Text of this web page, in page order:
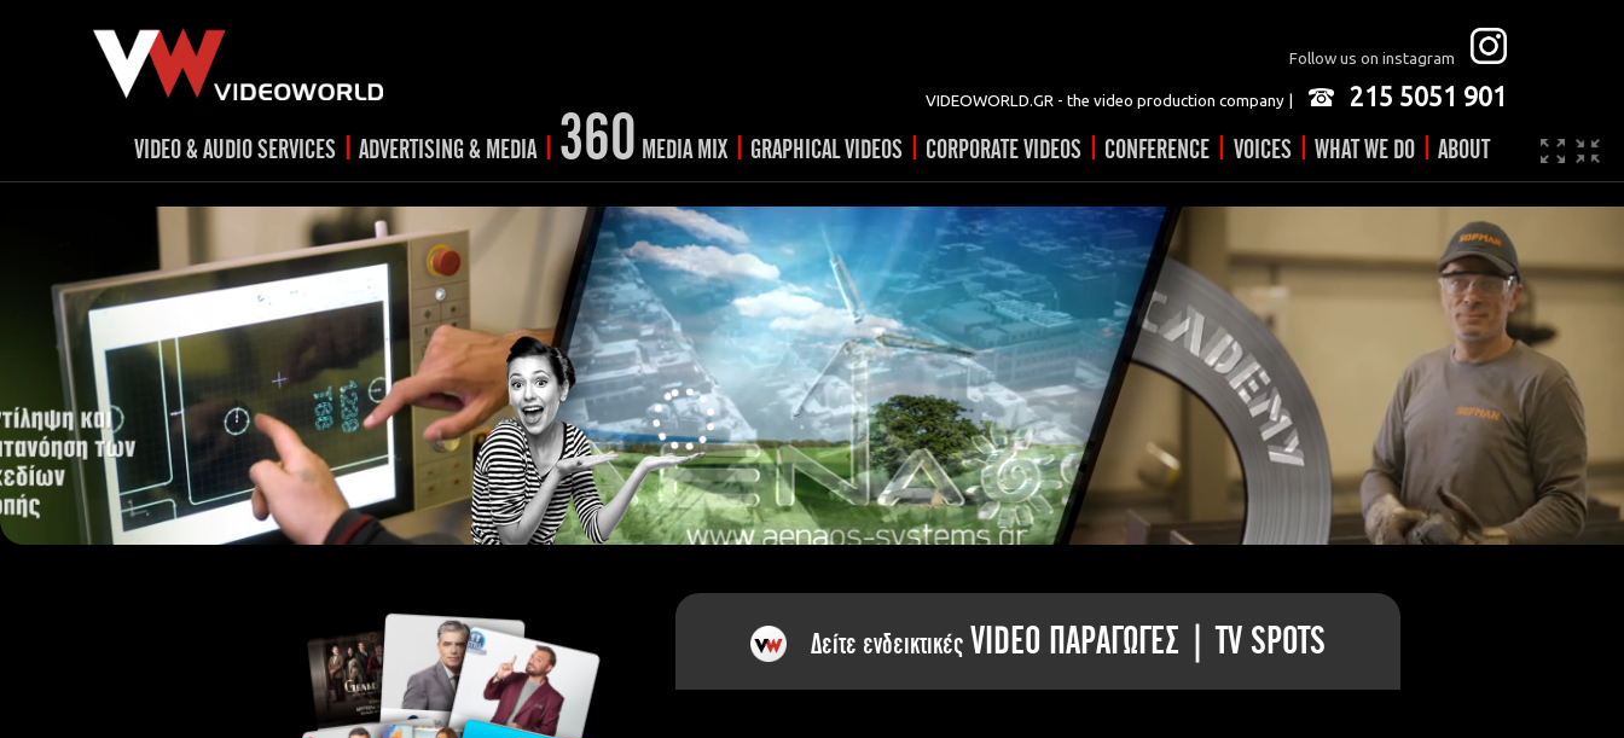
Follow us on instagram
VIDEOWORLD.GR - the video production company | 215 5051 901
VIDEO & AUDIO SERVICES
TV spots
RADIO spots
Post production
Corporate videos
Trailer & Σήματα εκπομπών
Cultural videos
video applications for museums,
archeological sites & exhibitions
Product presentations
Documentary
Events & Conference
Dissemination material
| ADVERTISING & MEDIA
RADIOadvertising
TV advertising
Social Media video shorts
Creative Prints
Outdoor advertising
Media planning & mix
Visual material
European Media
| 360 MEDIA MIX | GRAPHICAL VIDEOS | CORPORATE VIDEOS | CONFERENCE | VOICES | WHAT WE DO | ABOUT
Company
JOBS
Video made easy
Contact
Δείτε ενδεικτικές VIDEO ΠΑΡΑΓΩΓΕΣ | TV SPOTS